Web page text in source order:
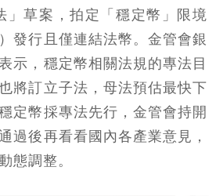
」草案，拍定「穩定幣」限境
發行且僅連結法幣。金管會銀
示，穩定幣相關法規的專法目
將訂立子法，母法預估最快下
定幣採專法先行，金管會持開
過後再看看國內各產業意見，
態調整。